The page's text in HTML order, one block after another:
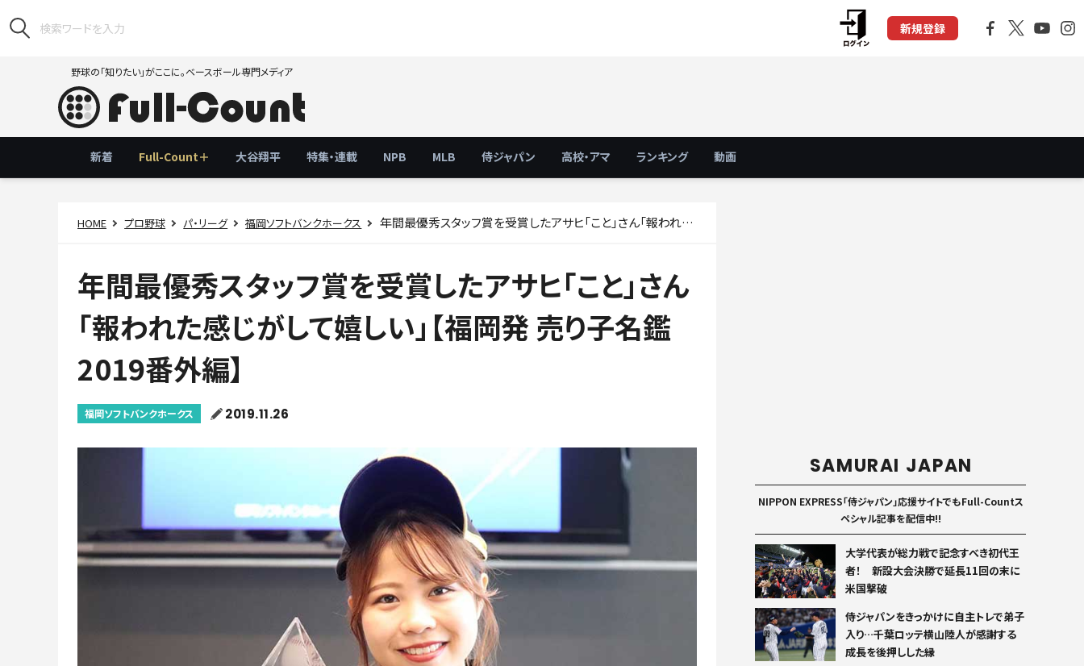
新規登録
野球の「知りたい」がここに。ベースボール専門メディア
新着 Full-Count＋ 大谷翔平 特集・連載 NPB MLB 侍ジャパン 高校・アマ ランキング 動画
HOME プロ野球 パ・リーグ 福岡ソフトバンクホークス 年間最優秀スタッフ賞を受賞したアサヒ「こと」さん「報われた感じがして嬉しい」【福岡発 売り子名鑑2019番外編】
年間最優秀スタッフ賞を受賞したアサヒ「こと」さん
「報われた感じがして嬉しい」【福岡発 売り子名鑑
2019番外編】
福岡ソフトバンクホークス 2019.11.26
SAMURAI JAPAN
NIPPON EXPRESS「侍ジャパン」応援サイトでもFull-Countス
ペシャル記事を配信中!!
大学代表が総力戦で記念すべき初代王
者！ 新設大会決勝で延長11回の末に
米国撃破
侍ジャパンをきっかけに自主トレで弟子
入り…千葉ロッテ横山陸人が感謝する
成長を後押しした縁